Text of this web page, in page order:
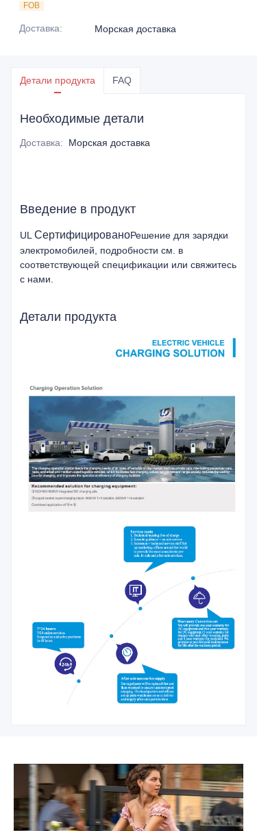
FOB
Доставка: Морская доставка
Детали продукта FAQ
Необходимые детали
Доставка: Морская доставка
Введение в продукт
UL СертифицированоРешение для зарядки
электромобилей, подробности см. в
соответствующей спецификации или свяжитесь
с нами.
Детали продукта